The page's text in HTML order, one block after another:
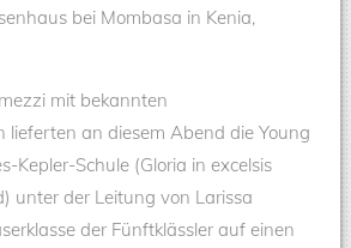
bei Mombasa in Kenia,
mit bekannten
lieferten an diesem Abend die Young
Kepler-Schule (Gloria in excelsis
unter der Leitung von Larissa
der Fünftklässler auf einen